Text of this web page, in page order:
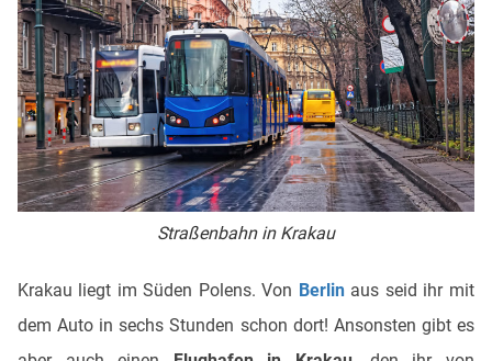
Straßenbahn in Krakau
Krakau liegt im Süden Polens. Von Berlinaus seid ihr mit
dem Auto in sechs Stunden schon dort! Ansonsten gibt es